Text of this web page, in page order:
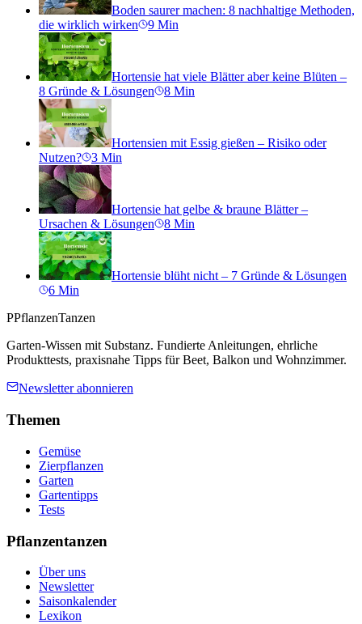
Boden saurer machen: 8 nachhaltige Methoden,
die wirklich wirken
9 Min
Hortensie hat viele Blätter aber keine Blüten –
8 Gründe & Lösungen
8 Min
Hortensien mit Essig gießen – Risiko oder
Nutzen?
3 Min
Hortensie hat gelbe & braune Blätter –
Ursachen & Lösungen
8 Min
Hortensie blüht nicht – 7 Gründe & Lösungen
6 Min
PPflanzenTanzen
Garten-Wissen mit Substanz. Fundierte Anleitungen, ehrliche
Produkttests, praxisnahe Tipps für Beet, Balkon und Wohnzimmer.
Newsletter abonnieren
Themen
Gemüse
Zierpflanzen
Garten
Gartentipps
Tests
Pflanzentanzen
Über uns
Newsletter
Saisonkalender
Lexikon